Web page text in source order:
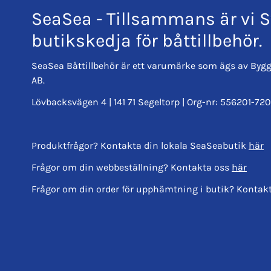
SeaSea - Tillsammans är vi
butikskedja för båttillbehör.
SeaSea Båttillbehör är ett varumärke som ägs av
AB.
Lövbacksvägen 4 | 141 71 Segeltorp | Org-nr: 556201-
Produktfrågor? Kontakta din lokala SeaSeabutik här
Frågor om din webbeställning? Kontakta oss här
Frågor om din order för upphämtning i butik?